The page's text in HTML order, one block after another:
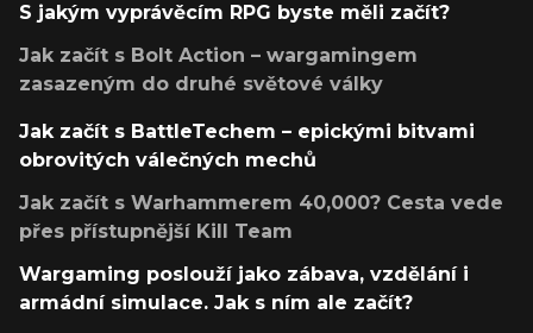
S jakým vyprávěcím RPG byste měli začít?
Jak začít s Bolt Action – wargamingem
zasazeným do druhé světové války
Jak začít s BattleTechem – epickými bitvami
obrovitých válečných mechů
Jak začít s Warhammerem 40,000? Cesta vede
přes přístupnější Kill Team
Wargaming poslouží jako zábava, vzdělání i
armádní simulace. Jak s ním ale začít?